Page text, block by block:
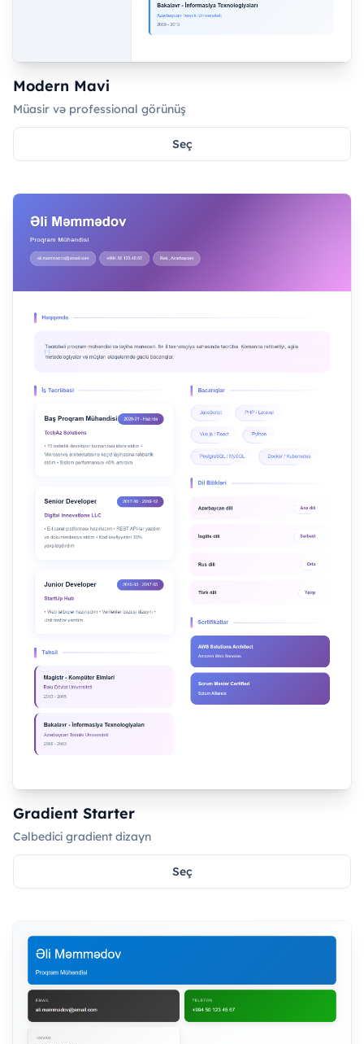
Modern Mavi
Müasir və professional görünüş
Seç
Gradient Starter
Cəlbedici gradient dizayn
Seç